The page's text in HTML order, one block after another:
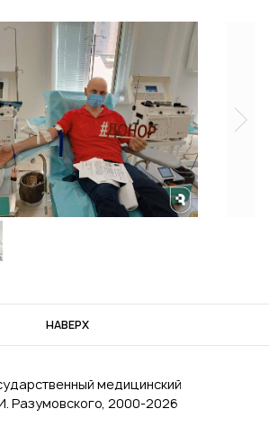
НАВЕРХ
медицинский
Разумовского, 2000‑2026